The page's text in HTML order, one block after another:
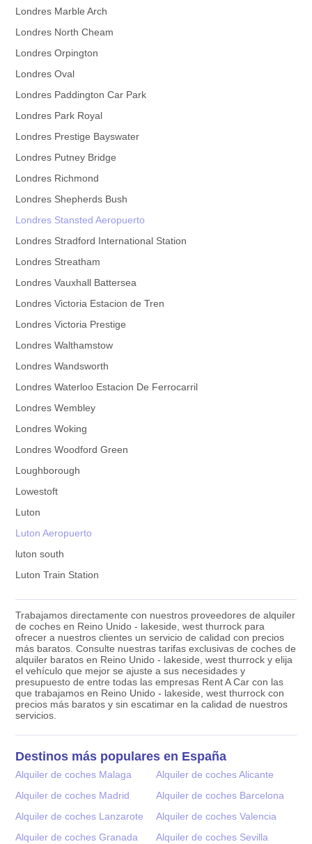
Londres Marble Arch
Londres North Cheam
Londres Orpington
Londres Oval
Londres Paddington Car Park
Londres Park Royal
Londres Prestige Bayswater
Londres Putney Bridge
Londres Richmond
Londres Shepherds Bush
Londres Stansted Aeropuerto
Londres Stradford International Station
Londres Streatham
Londres Vauxhall Battersea
Londres Victoria Estacion de Tren
Londres Victoria Prestige
Londres Walthamstow
Londres Wandsworth
Londres Waterloo Estacion De Ferrocarril
Londres Wembley
Londres Woking
Londres Woodford Green
Loughborough
Lowestoft
Luton
Luton Aeropuerto
luton south
Luton Train Station
Trabajamos directamente con nuestros proveedores de alquiler
de coches en Reino Unido - lakeside, west thurrock para
ofrecer a nuestros clientes un servicio de calidad con precios
más baratos. Consulte nuestras tarifas exclusivas de coches de
alquiler baratos en Reino Unido - lakeside, west thurrock y elija
el vehículo que mejor se ajuste a sus necesidades y
presupuesto de entre todas las empresas Rent A Car con las
que trabajamos en Reino Unido - lakeside, west thurrock con
precios más baratos y sin escatimar en la calidad de nuestros
servicios.
Destinos más populares en España
Alquiler de coches Malaga
Alquiler de coches Alicante
Alquiler de coches Madrid
Alquiler de coches Barcelona
Alquiler de coches Lanzarote
Alquiler de coches Valencia
Alquiler de coches Granada
Alquiler de coches Sevilla